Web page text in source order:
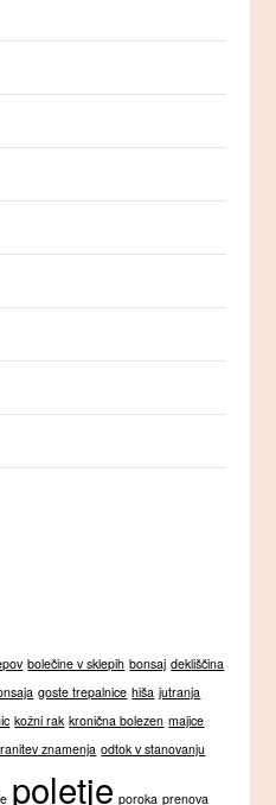
bolečine v sklepih bonsaj dekliščina
goste trepalnice hiša jutranja
kožni rak kronična bolezen majice
znamenja odtok v stanovanju
poletje poroka prenova